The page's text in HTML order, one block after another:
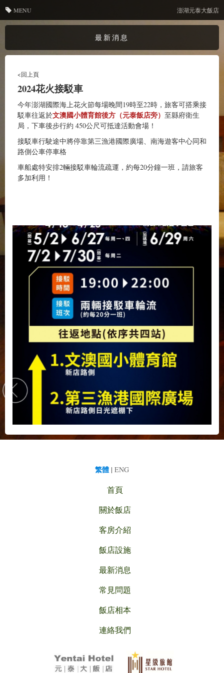
最新消息
<回上頁
2024花火接駁車
今年澎湖國際海上花火節每場晚間19時至22時，旅客可搭乘接
駁車往返於文澳國小體育館後方（元泰飯店旁） 至縣府衛生
局，下車後步行約 450公尺可抵達活動會場！
接駁車行駛途中將停靠第三漁港國際廣場、南海遊客中心同和
路側公車停車格
車船處特安排2輛接駁車輪流疏運，約每20分鐘一班，請旅客
多加利用！
繁體 | ENG
首頁
關於飯店
客房介紹
飯店設施
最新消息
常見問題
飯店相本
連絡我們
MENU 澎湖元泰大飯店